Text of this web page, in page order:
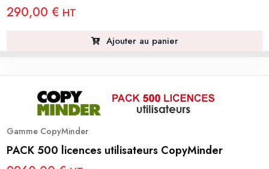
290,00 € HT
Ajouter au panier
Gamme CopyMinder
PACK 500 licences utilisateurs CopyMinder